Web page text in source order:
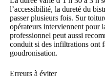
l’accessibilité, la dureté du
passer plusieurs fois. Sur
opérateurs interviennent pour
professionnel peut aussi
conduit si des infiltrations ont
goudronisation.
Erreurs à éviter